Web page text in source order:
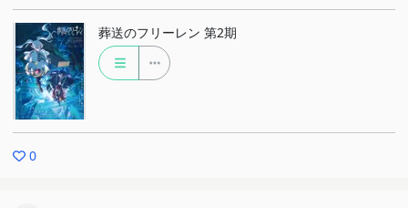
葬送のフリーレン 第2期
0